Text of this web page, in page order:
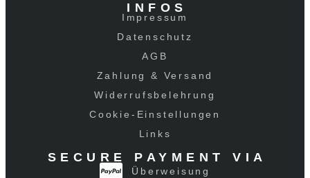
INFOS
Impressum
Datenschutz
AGB
Zahlung & Versand
Widerrufsbelehrung
Cookie-Einstellungen
Links
SECURE PAYMENT VIA
Überweisung